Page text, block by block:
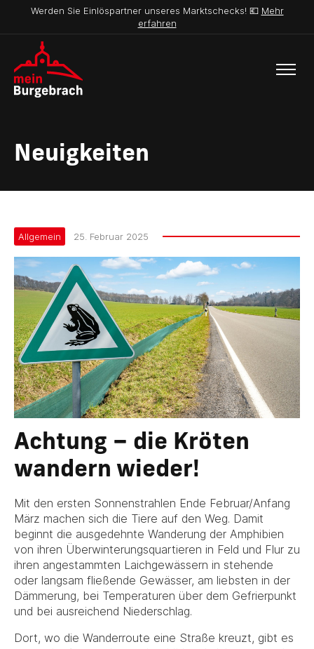
Werden Sie Einlöspartner unseres Marktschecks! 💶 Mehr
erfahren
Neuigkeiten
Allgemein 25. Februar 2025
Achtung – die Kröten
wandern wieder!
Mit den ersten Sonnenstrahlen Ende Februar/Anfang
März machen sich die Tiere auf den Weg. Damit
beginnt die ausgedehnte Wanderung der Amphibien
von ihren Überwinterungsquartieren in Feld und Flur zu
ihren angestammten Laichgewässern in stehende
oder langsam fließende Gewässer, am liebsten in der
Dämmerung, bei Temperaturen über dem Gefrierpunkt
und bei ausreichend Niederschlag.
Dort, wo die Wanderroute eine Straße kreuzt, gibt es